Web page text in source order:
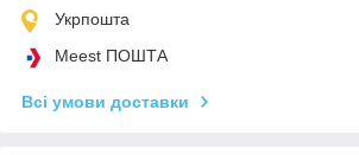
Укрпошта
Meest ПОШТА
Всі умови доставки